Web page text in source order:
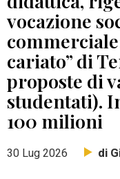
vocazione
cariato” di
proposte di
studentati).
100 milioni
30 Lug 2026 di